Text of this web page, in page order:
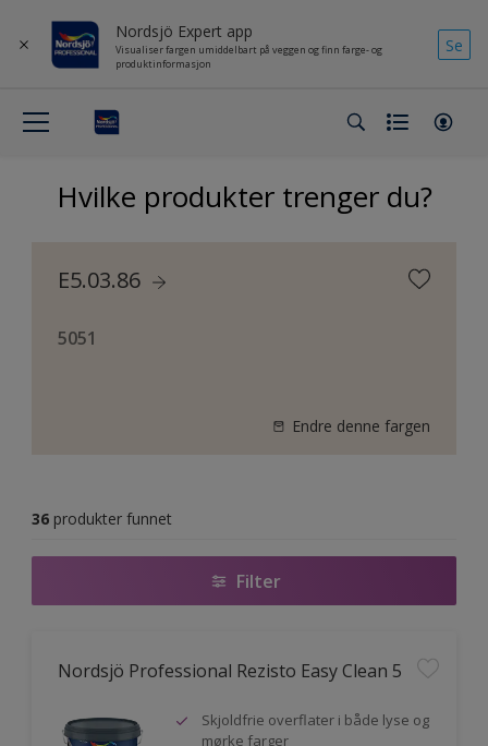
Nordsjö Expert app
Visualiser fargen umiddelbart på veggen og finn farge- og
produktinformasjon
Se
Hvilke produkter trenger du?
E5.03.86
5051
Endre denne fargen
36 produkter funnet
Filter
Nordsjö Professional Rezisto Easy Clean 5
Skjoldfrie overflater i både lyse og
mørke farger